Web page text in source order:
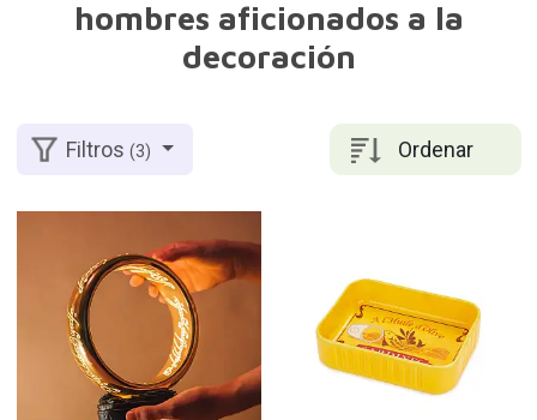
hombres aficionados a la
decoración
Ordenar
Filtros(3)